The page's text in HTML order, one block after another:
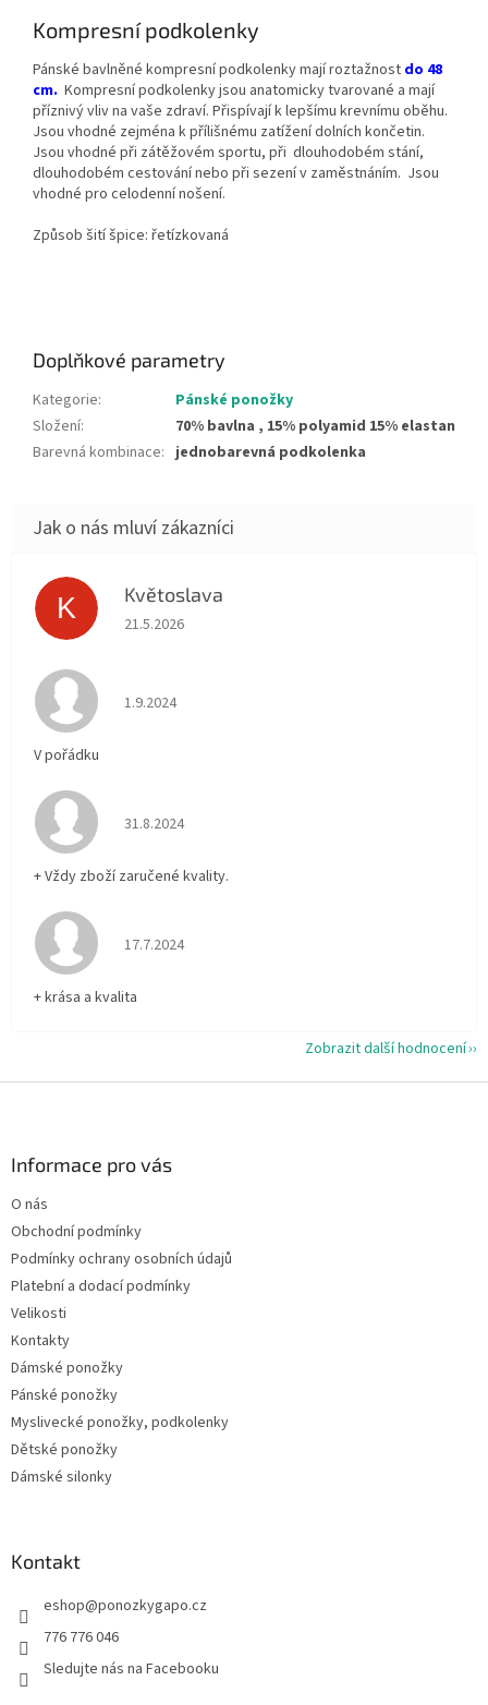
Kompresní podkolenky
Pánské bavlněné kompresní podkolenky mají roztažnost do 48
cm. Kompresní podkolenky jsou anatomicky tvarované a mají
příznivý vliv na vaše zdraví. Přispívají k lepšímu krevnímu oběhu.
Jsou vhodné zejména k přílišnému zatížení dolních končetin.
Jsou vhodné při zátěžovém sportu, při dlouhodobém stání,
dlouhodobém cestování nebo při sezení v zaměstnáním. Jsou
vhodné pro celodenní nošení.
Způsob šití špice: řetízkovaná
Doplňkové parametry
Kategorie:
Pánské ponožky
Složení:
70% bavlna , 15% polyamid 15% elastan
Barevná kombinace: jednobarevná podkolenka
K Květoslava
Hodnocení obchodu je 5 z 5 hvězdiček.
21.5.2026
Hodnocení obchodu je 5 z 5 hvězdiček.
1.9.2024
V pořádku
Hodnocení obchodu je 5 z 5 hvězdiček.
31.8.2024
+ Vždy zboží zaručené kvality.
Hodnocení obchodu je 5 z 5 hvězdiček.
17.7.2024
+ krása a kvalita
Zobrazit další hodnocení
Informace pro vás
O nás
Obchodní podmínky
Podmínky ochrany osobních údajů
Platební a dodací podmínky
Velikosti
Kontakty
Dámské ponožky
Pánské ponožky
Myslivecké ponožky, podkolenky
Dětské ponožky
Dámské silonky
Kontakt
eshop@ponozkygapo.cz
776 776 046
Sledujte nás na Facebooku